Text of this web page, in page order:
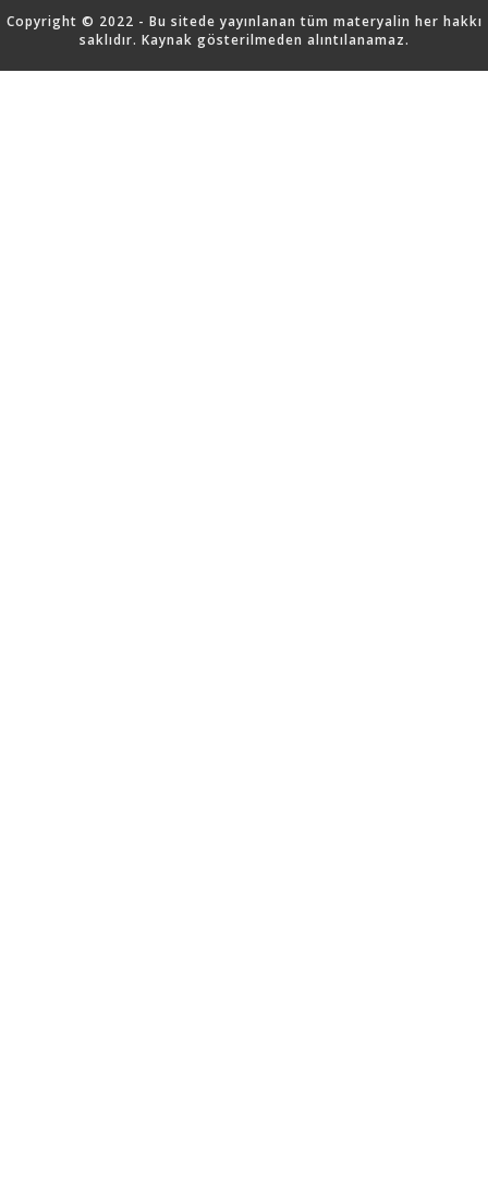
Copyright © 2022 - Bu sitede yayınlanan tüm materyalin her hakkı
saklıdır. Kaynak gösterilmeden alıntılanamaz.